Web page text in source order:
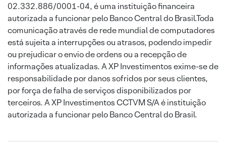
02.332.886/0001-04, é uma instituição financeira
autorizada a funcionar pelo Banco Central do Brasil.Toda
comunicação através de rede mundial de computadores
está sujeita a interrupções ou atrasos, podendo impedir
ou prejudicar o envio de ordens ou a recepção de
informações atualizadas. A XP Investimentos exime-se de
responsabilidade por danos sofridos por seus clientes,
por força de falha de serviços disponibilizados por
terceiros. A XP Investimentos CCTVM S/A é instituição
autorizada a funcionar pelo Banco Central do Brasil.